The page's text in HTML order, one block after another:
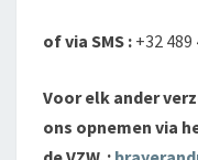
of via SMS : +32 489
Voor elk ander
ons opnemen via